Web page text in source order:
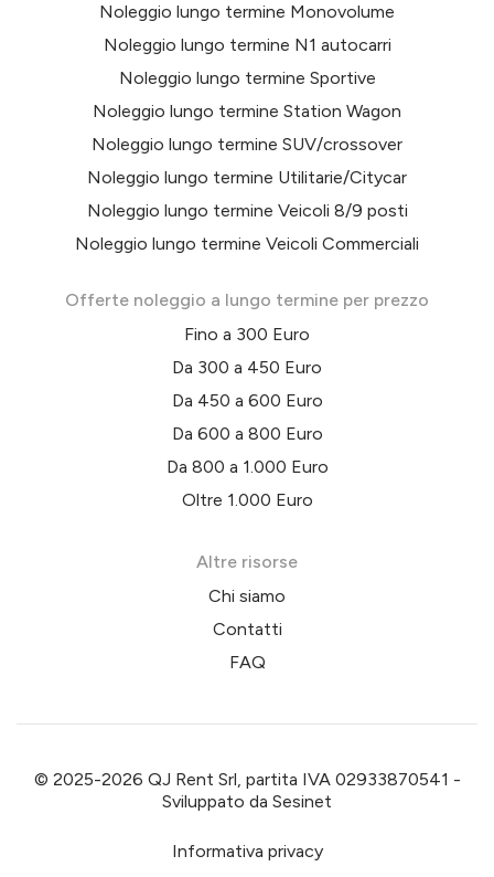
Noleggio lungo termine Monovolume
Noleggio lungo termine N1 autocarri
Noleggio lungo termine Sportive
Noleggio lungo termine Station Wagon
Noleggio lungo termine SUV/crossover
Noleggio lungo termine Utilitarie/Citycar
Noleggio lungo termine Veicoli 8/9 posti
Noleggio lungo termine Veicoli Commerciali
Offerte noleggio a lungo termine per prezzo
Fino a 300 Euro
Da 300 a 450 Euro
Da 450 a 600 Euro
Da 600 a 800 Euro
Da 800 a 1.000 Euro
Oltre 1.000 Euro
Altre risorse
Chi siamo
Contatti
FAQ
© 2025-2026 QJ Rent Srl, partita IVA 02933870541 -
Sviluppato da Sesinet
Informativa privacy